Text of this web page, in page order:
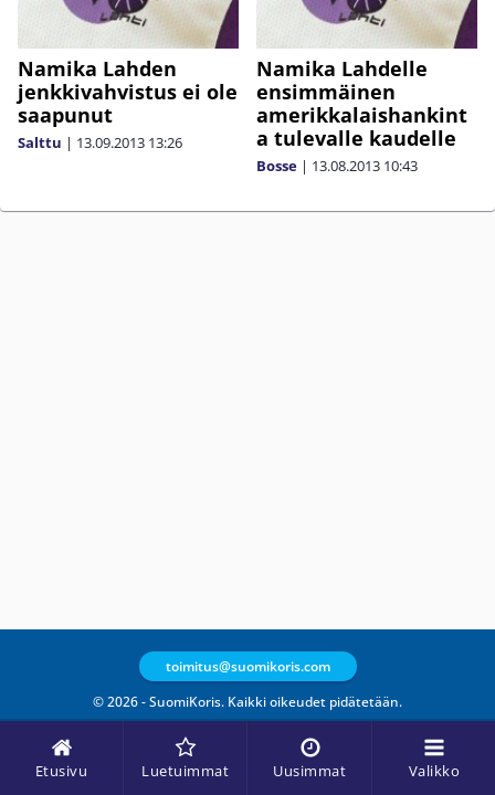
Etusivu Luetuimmat Uusimmat Valikko
Namika Lahden
jenkkivahvistus ei ole
saapunut
Salttu | 13.09.2013 13:26
Namika Lahdelle
ensimmäinen
amerikkalaishankint
a tulevalle kaudelle
Bosse | 13.08.2013 10:43
© 2026 - SuomiKoris. Kaikki oikeudet pidätetään.
toimitus@suomikoris.com